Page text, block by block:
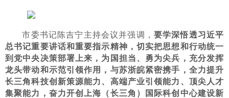
市委书记陈吉宁主持会议并强调， 要学深悟透习近平
总书记重要讲话和重要指示精神，切实把思想和行动统一
到党中央决策部署上来，为国担当、勇为尖兵，充分发挥
龙头带动和示范引领作用，与苏浙皖紧密携手，全力提升
长三角科技创新策源能力、高端产业引领能力、顶尖人才
集聚能力，奋力开创上海（长三角）国际科创中心建设新